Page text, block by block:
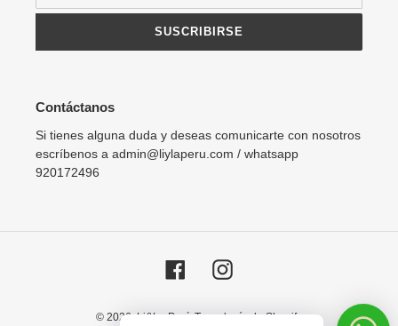
SUSCRIBIRSE
Contáctanos
Si tienes alguna duda y deseas comunicarte con nosotros
escríbenos a admin@liylaperu.com / whatsapp
920172496
FacebookInstagram
© 2026,Li&La Perú Tecnología de Shopify